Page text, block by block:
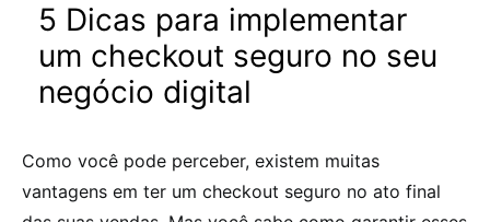
5 Dicas para implementar
um checkout seguro no seu
negócio digital
Como você pode perceber, existem muitas
vantagens em ter um checkout seguro no ato final